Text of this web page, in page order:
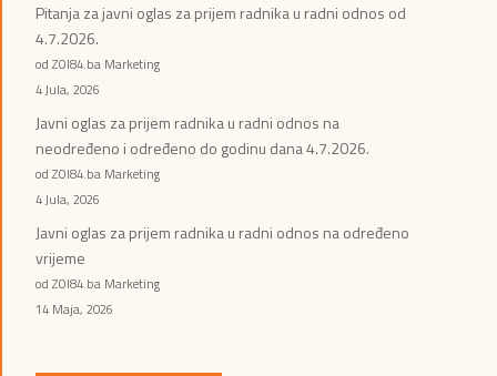
Pitanja za javni oglas za prijem radnika u radni odnos od
4.7.2026.
od ZOI84.ba Marketing
4 Jula, 2026
Javni oglas za prijem radnika u radni odnos na
neodređeno i određeno do godinu dana 4.7.2026.
od ZOI84.ba Marketing
4 Jula, 2026
Javni oglas za prijem radnika u radni odnos na određeno
vrijeme
od ZOI84.ba Marketing
14 Maja, 2026